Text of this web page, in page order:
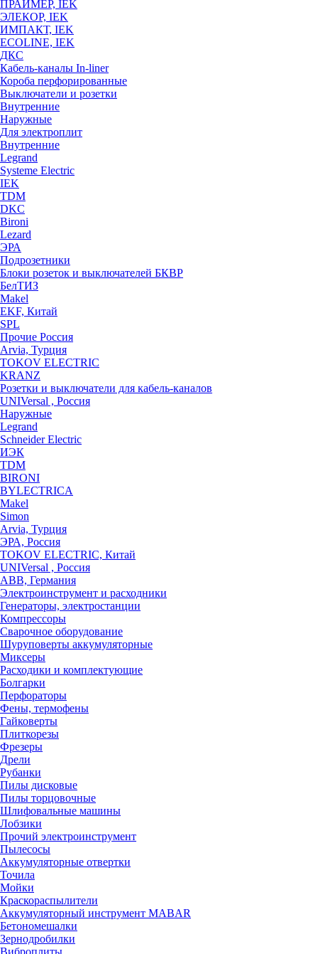
ПРАЙМЕР, IEK
ЭЛЕКОР, IEK
ИМПАКТ, IEK
ECOLINE, IEK
ДКС
Кабель-каналы In-liner
Короба перфорированные
Выключатели и розетки
Внутренние
Наружные
Для электроплит
Внутренние
Legrand
Systeme Electric
IEK
TDM
DKC
Bironi
Lezard
ЭРА
Подрозетники
Блоки розеток и выключателей БКВР
БелТИЗ
Makel
EKF, Китай
SPL
Прочие Россия
Arvia, Турция
TOKOV ELECTRIC
KRANZ
Розетки и выключатели для кабель-каналов
UNIVersal , Россия
Наружные
Legrand
Schneider Electric
ИЭК
TDM
BIRONI
BYLECTRICA
Makel
Simon
Arvia, Турция
ЭРА, Россия
TOKOV ELECTRIC, Китай
UNIVersal , Россия
ABB, Германия
Электроинструмент и расходники
Генераторы, электростанции
Компрессоры
Сварочное оборудование
Шуруповерты аккумуляторные
Миксеры
Расходики и комплектующие
Болгарки
Перфораторы
Фены, термофены
Гайковерты
Плиткорезы
Фрезеры
Дрели
Рубанки
Пилы дисковые
Пилы торцовочные
Шлифовальные машины
Лобзики
Прочий электроинструмент
Пылесосы
Аккумуляторные отвертки
Точила
Мойки
Краскораспылители
Аккумуляторный инструмент MABAR
Бетономешалки
Зернодробилки
Виброплиты